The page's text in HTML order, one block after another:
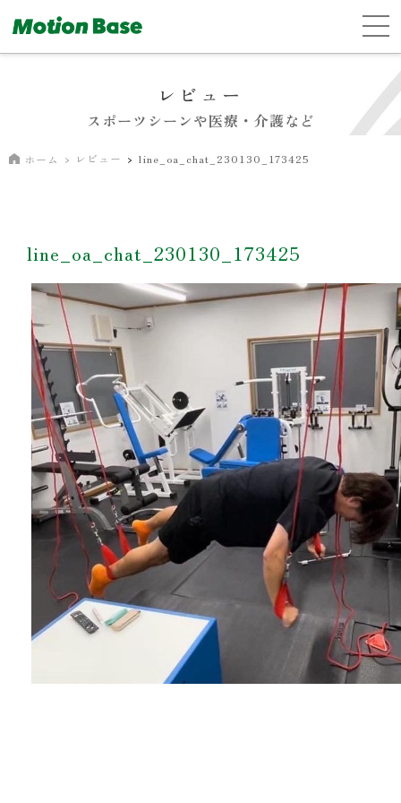
レビュー
スポーツシーンや医療・介護など
ホーム レビュー line_oa_chat_230130_173425
line_oa_chat_230130_173425